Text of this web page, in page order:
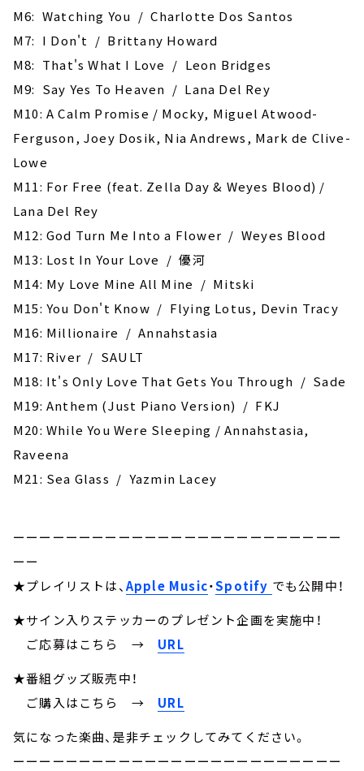
M6: Watching You / Charlotte Dos Santos
M7: I Don't / Brittany Howard
M8: That's What I Love / Leon Bridges
M9: Say Yes To Heaven / Lana Del Rey
M10: A Calm Promise / Mocky, Miguel Atwood-
Ferguson, Joey Dosik, Nia Andrews, Mark de Clive-
Lowe
M11: For Free (feat. Zella Day & Weyes Blood) /
Lana Del Rey
M12: God Turn Me Into a Flower / Weyes Blood
M13: Lost In Your Love / 優河
M14: My Love Mine All Mine / Mitski
M15: You Don't Know / Flying Lotus, Devin Tracy
M16: Millionaire / Annahstasia
M17: River / SAULT
M18: It's Only Love That Gets You Through / Sade
M19: ‎Anthem (Just Piano Version) / FKJ
M20: While You Were Sleeping / Annahstasia,
Raveena
M21: Sea Glass / Yazmin Lacey
ーーーーーーーーーーーーーーーーーーーーーーーーー
ーー
★プレイリストは、Apple Music・Spotify でも公開中！
★サイン入りステッカーのプレゼント企画を実施中！
ご応募はこちら →
URL
★番組グッズ販売中！
ご購入はこちら → URL
気になった楽曲、是非チェックしてみてください。
ーーーーーーーーーーーーーーーーーーーーーーーーー